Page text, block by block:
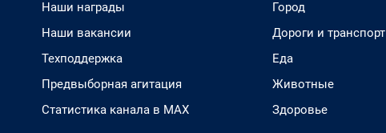
Наши награды
Наши вакансии
Техподдержка
Предвыборная агитация
Статистика канала в MAX
Город
Дороги и транспорт
Еда
Животные
Здоровье